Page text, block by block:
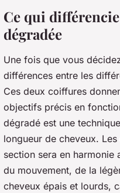
Ce qui
dégradée
Une fois que vous
différences entre les
Ces deux coiffures
objectifs précis en
dégradé est une
longueur de cheveux.
section sera en
du mouvement, de la
cheveux épais et lourds,